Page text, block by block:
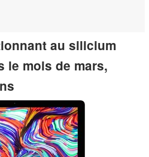
au silicium
le mois de mars,